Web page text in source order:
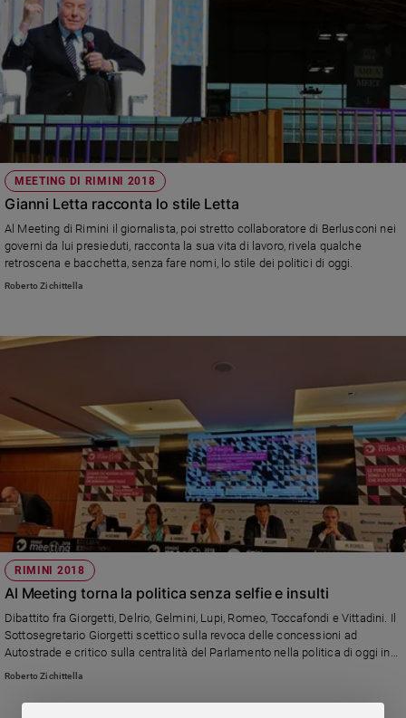
MEETING DI RIMINI 2018
Gianni Letta racconta lo stile Letta
Al Meeting di Rimini il giornalista, poi stretto collaboratore di Berlusconi nei
governi da lui presieduti, racconta la sua vita di lavoro, rivela qualche
retroscena e bacchetta, senza fare nomi, lo stile dei politici di oggi.
Roberto Zichittella
RIMINI 2018
Al Meeting torna la politica senza selfie e insulti
Dibattito fra Giorgetti, Delrio, Gelmini, Lupi, Romeo, Toccafondi e Vittadini. Il
Sottosegretario Giorgetti scettico sulla revoca delle concessioni ad
Autostrade e critico sulla centralità del Parlamento nella politica di oggi in
Italia. Cottarelli: "Più del reddito di cittadinanza i giovani avrebbero bisogno
Roberto Zichittella